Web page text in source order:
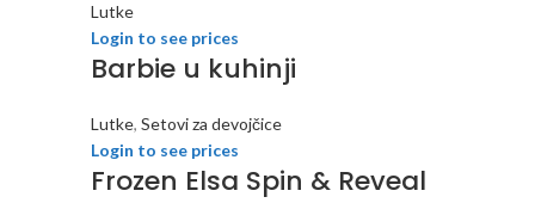
Lutke
Login to see prices
Barbie u kuhinji
Lutke, Setovi za devojčice
Login to see prices
Frozen Elsa Spin & Reveal